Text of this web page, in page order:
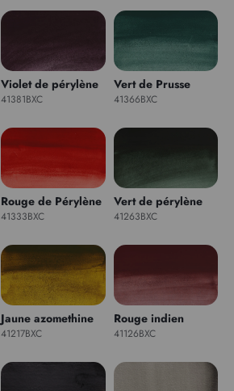
Violet de pérylène
41381BXC
Vert de Prusse
41366BXC
Rouge de Pérylène
41333BXC
Vert de pérylène
41263BXC
Jaune azomethine
41217BXC
Rouge indien
41126BXC